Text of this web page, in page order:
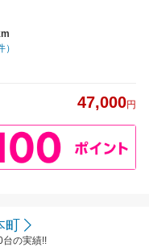
）
47,000円
町
の実績!!